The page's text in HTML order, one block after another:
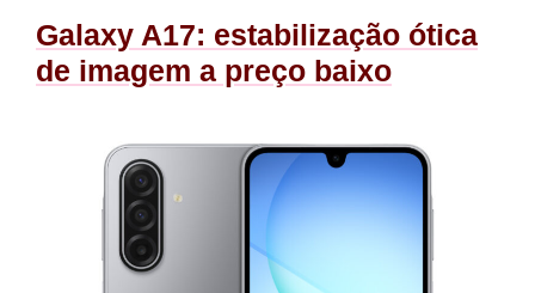
Galaxy A17: estabilização ótica
de imagem a preço baixo